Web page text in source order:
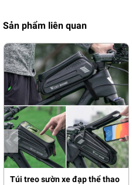
Sản phẩm liên quan
Túi treo sườn xe đạp thể thao